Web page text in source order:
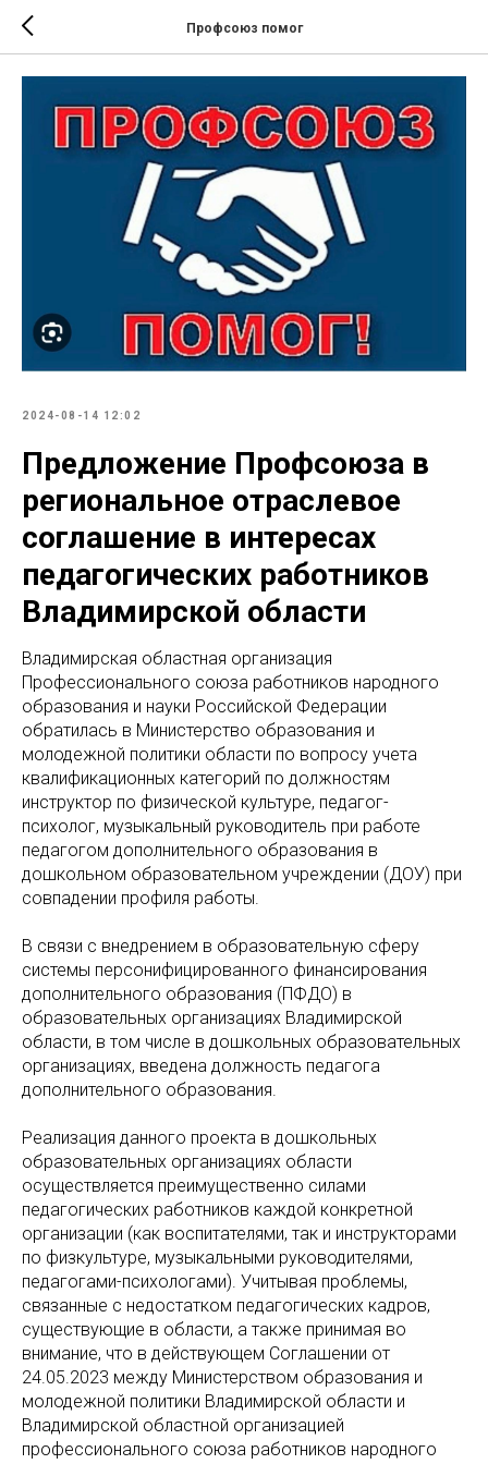
Профсоюз помог
2024-08-14 12:02
Предложение Профсоюза в
региональное отраслевое
соглашение в интересах
педагогических работников
Владимирской области
Владимирская областная организация
Профессионального союза работников народного
образования и науки Российской Федерации
обратилась в Министерство образования и
молодежной политики области по вопросу учета
квалификационных категорий по должностям
инструктор по физической культуре, педагог-
психолог, музыкальный руководитель при работе
педагогом дополнительного образования в
дошкольном образовательном учреждении (ДОУ) при
совпадении профиля работы.
В связи с внедрением в образовательную сферу
системы персонифицированного финансирования
дополнительного образования (ПФДО) в
образовательных организациях Владимирской
области, в том числе в дошкольных образовательных
организациях, введена должность педагога
дополнительного образования.
Реализация данного проекта в дошкольных
образовательных организациях области
осуществляется преимущественно силами
педагогических работников каждой конкретной
организации (как воспитателями, так и инструкторами
по физкультуре, музыкальными руководителями,
педагогами-психологами). Учитывая проблемы,
связанные с недостатком педагогических кадров,
существующие в области, а также принимая во
внимание, что в действующем Соглашении от
24.05.2023 между Министерством образования и
молодежной политики Владимирской области и
Владимирской областной организацией
профессионального союза работников народного